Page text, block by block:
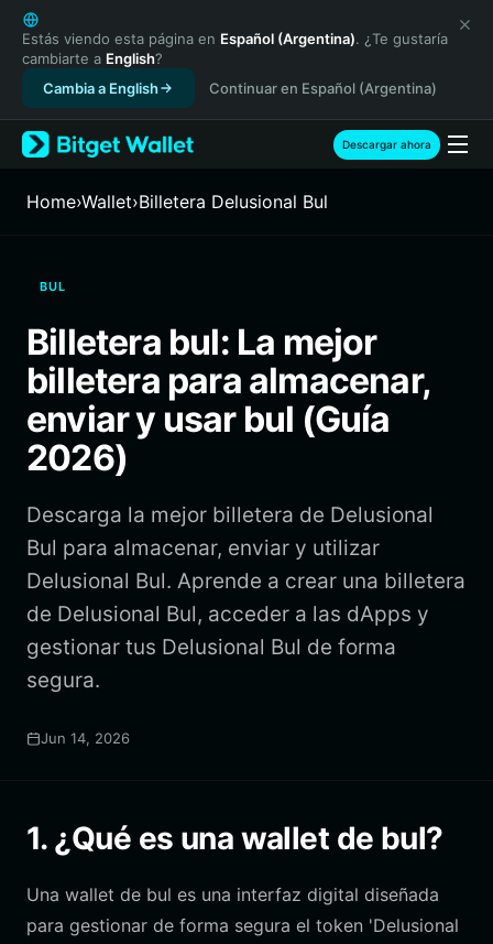
English
日本語
Tiếng Việt
Русский
Español (Latinoamérica)
Türkçe
Français
繁體中文
Bahasa Indonesia
ภาษาไทย
Español
Português (Brasil)
Estás viendo esta página en Español (Argentina). ¿Te gustaría
cambiarte a English?
Cambia a English
Continuar en Español (Argentina)
Descargar ahora
Home›Wallet›Billetera Delusional Bul
BUL
Billetera bul: La mejor
billetera para almacenar,
enviar y usar bul (Guía
2026)
Descarga la mejor billetera de Delusional
Bul para almacenar, enviar y utilizar
Delusional Bul. Aprende a crear una billetera
de Delusional Bul, acceder a las dApps y
gestionar tus Delusional Bul de forma
segura.
Jun 14, 2026
1. ¿Qué es una wallet de bul?
Una wallet de bul es una interfaz digital diseñada
para gestionar de forma segura el token 'Delusional